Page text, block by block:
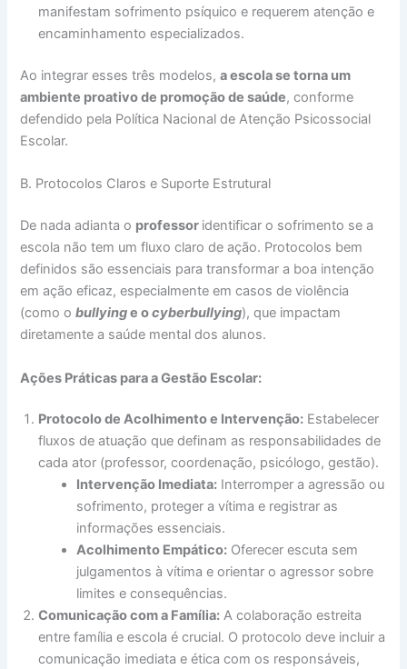
manifestam sofrimento psíquico e requerem atenção e
encaminhamento especializados.
Ao integrar esses três modelos,a escola se torna um
ambiente proativo de promoção de saúde, conforme
defendido pela Política Nacional de Atenção Psicossocial
Escolar.
B. Protocolos Claros e Suporte Estrutural
De nada adianta o professor identificar o sofrimento se a
escola não tem um fluxo claro de ação. Protocolos bem
definidos são essenciais para transformar a boa intenção
em ação eficaz, especialmente em casos de violência
(como obullyinge ocyberbullying), que impactam
diretamente a saúde mental dos alunos.
Ações Práticas para a Gestão Escolar:
Protocolo de Acolhimento e Intervenção: Estabelecer
fluxos de atuação que definam as responsabilidades de
cada ator (professor, coordenação, psicólogo, gestão).
Intervenção Imediata: Interromper a agressão ou
sofrimento, proteger a vítima e registrar as
informações essenciais.
Acolhimento Empático: Oferecer escuta sem
julgamentos à vítima e orientar o agressor sobre
limites e consequências.
Comunicação com a Família: A colaboração estreita
entre família e escola é crucial. O protocolo deve incluir a
comunicação imediata e ética com os responsáveis,